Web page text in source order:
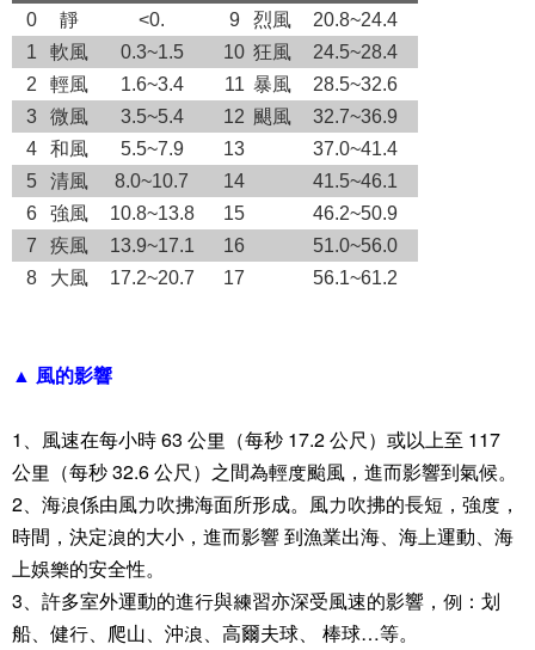
0
靜 <0. 9 烈風
20.8~24.4
1
軟風 0.3~1.5 10 狂風
24.5~28.4
2
輕風 1.6~3.4 11 暴風
28.5~32.6
3
微風 3.5~5.4 12 颶風
32.7~36.9
4
和風 5.5~7.9 13
37.0~41.4
5
清風 8.0~10.7 14
41.5~46.1
6
強風 10.8~13.8 15
46.2~50.9
7
疾風 13.9~17.1 16
51.0~56.0
8
大風 17.2~20.7 17 56.1~61.2
▲ 風的影響
1、風速在每小時 63 公里（每秒 17.2 公尺）或以上至 117
公里（每秒 32.6 公尺）之間為輕度颱風，進而影響到氣候。
2、海浪係由風力吹拂海面所形成。風力吹拂的長短，強度，
時間，決定浪的大小，進而影響 到漁業出海、海上運動、海
上娛樂的安全性。
3、許多室外運動的進行與練習亦深受風速的影響，例：划
船、健行、爬山、沖浪、高爾夫球、 棒球…等。